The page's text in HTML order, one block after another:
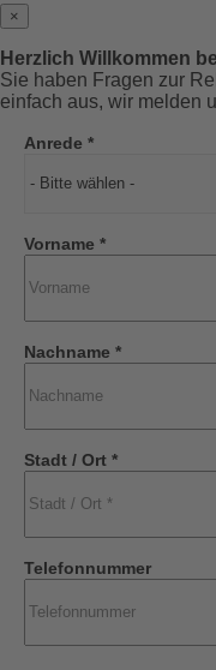
×
Herzlich Willkommen
Sie haben Fragen zur
einfach aus, wir melden
Anrede *
Vorname *
Nachname *
Stadt / Ort *
Telefonnummer